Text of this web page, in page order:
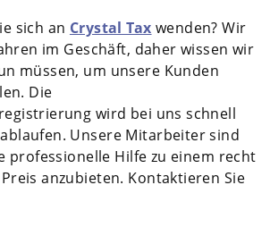
sich an Crystal Tax wenden? Wir
im Geschäft, daher wissen wir
müssen, um unsere Kunden
Die
wird bei uns schnell
Unsere Mitarbeiter sind
professionelle Hilfe zu einem recht
anzubieten. Kontaktieren Sie